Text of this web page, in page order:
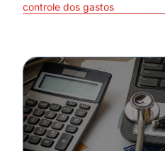
controle dos gastos